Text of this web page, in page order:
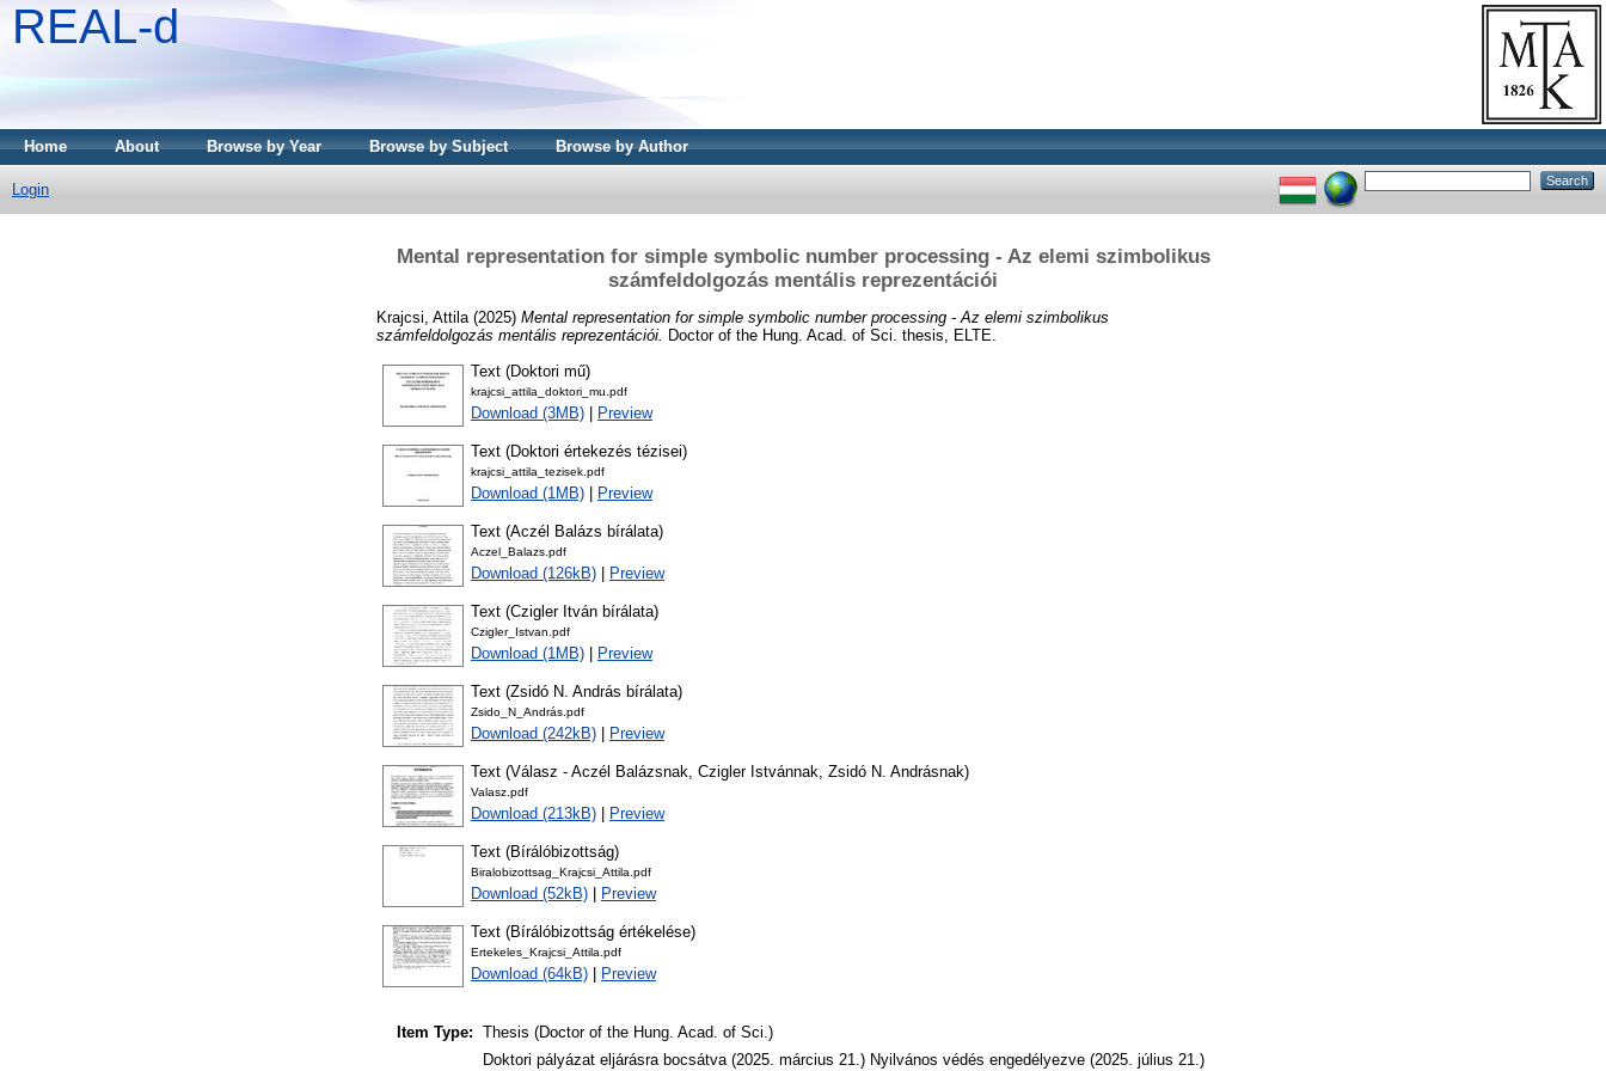
REAL-d
Home About Browse by Year Browse by Subject Browse by Author
Login
Mental representation for simple symbolic number processing - Az elemi szimbolikus
számfeldolgozás mentális reprezentációi
Krajcsi, Attila (2025) Mental representation for simple symbolic number processing - Az elemi szimbolikus
számfeldolgozás mentális reprezentációi. Doctor of the Hung. Acad. of Sci. thesis, ELTE.
Text (Doktori mű)
krajcsi_attila_doktori_mu.pdf
Download (3MB) Preview
Text (Doktori értekezés tézisei)
krajcsi_attila_tezisek.pdf
Download (1MB) Preview
Text (Aczél Balázs bírálata)
Aczel_Balazs.pdf
Download (126kB) Preview
Text (Czigler Itván bírálata)
Czigler_Istvan.pdf
Download (1MB) Preview
Text (Zsidó N. András bírálata)
Zsido_N_András.pdf
Download (242kB) Preview
Text (Válasz - Aczél Balázsnak, Czigler Istvánnak, Zsidó N. Andrásnak)
Valasz.pdf
Download (213kB) Preview
Text (Bírálóbizottság)
Biralobizottsag_Krajcsi_Attila.pdf
Download (52kB) Preview
Text (Bírálóbizottság értékelése)
Ertekeles_Krajcsi_Attila.pdf
Download (64kB) Preview
Item Type: Thesis (Doctor of the Hung. Acad. of Sci.)
Doktori pályázat eljárásra bocsátva (2025. március 21.) Nyilvános védés engedélyezve (2025. július 21.)